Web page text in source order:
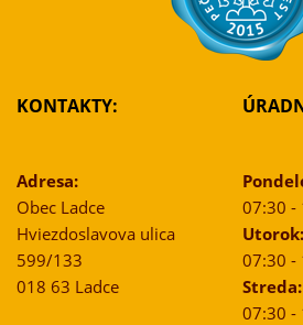
KONTAKTY:
Adresa:
Obec Ladce
Hviezdoslavova ulica
599/133
018 63 Ladce
07:30 -
Utorok:
07:30 -
Streda:
07:30 -